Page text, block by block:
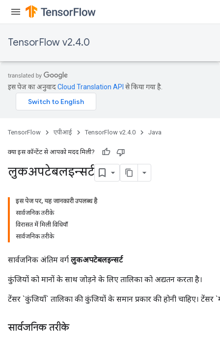
TensorFlow v2.4.0
इस पेज का अनुवादCloud Translation API से किया गया है.
TensorFlow एपीआई TensorFlow v2.4.0 Java
क्या इस कॉन्टेंट से आपको मदद मिली?
लुकअपटेबलइन्सर्ट
इस पेज पर, यह जानकारी उपलब्ध है
सार्वजनिक तरीके
विरासत में मिली विधियाँ
सार्वजनिक तरीके
सार्वजनिक अंतिम वर्ग लुकअपटेबलइन्सर्ट
कुंजियों को मानों के साथ जोड़ने के लिए तालिका को अद्यतन करता है।
टेंसर `कुंजियाँ` तालिका की कुंजियों के समान प्रकार की होनी चाहिए। टेंसर
सार्वजनिक तरीके